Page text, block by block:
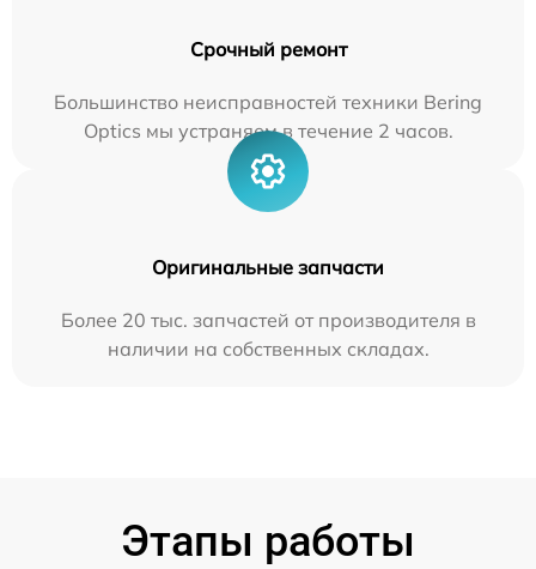
Срочный ремонт
Большинство неисправностей техники Bering
Optics мы устраняем в течение 2 часов.
Оригинальные запчасти
Более 20 тыс. запчастей от производителя в
наличии на собственных складах.
Этапы работы